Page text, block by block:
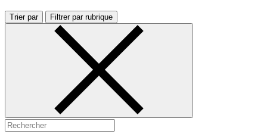
Trier par Filtrer par rubrique